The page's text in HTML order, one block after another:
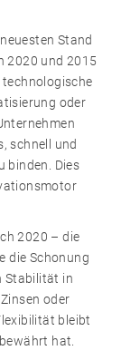
Stand
2020 und 2015
oder
schnell und
binden. Dies
2020 – die
die Schonung
Stabilität in
oder
bleibt
hat.